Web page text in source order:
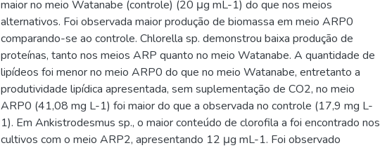
maior no meio Watanabe (controle) (20 μg mL-1) do que nos meios
alternativos. Foi observada maior produção de biomassa em meio ARP0
comparando-se ao controle. Chlorella sp. demonstrou baixa produção de
proteínas, tanto nos meios ARP quanto no meio Watanabe. A quantidade de
lipídeos foi menor no meio ARP0 do que no meio Watanabe, entretanto a
produtividade lipídica apresentada, sem suplementação de CO2, no meio
ARP0 (41,08 mg L-1) foi maior do que a observada no controle (17,9 mg L-
1). Em Ankistrodesmus sp., o maior conteúdo de clorofila a foi encontrado nos
cultivos com o meio ARP2, apresentando 12 μg mL-1. Foi observado